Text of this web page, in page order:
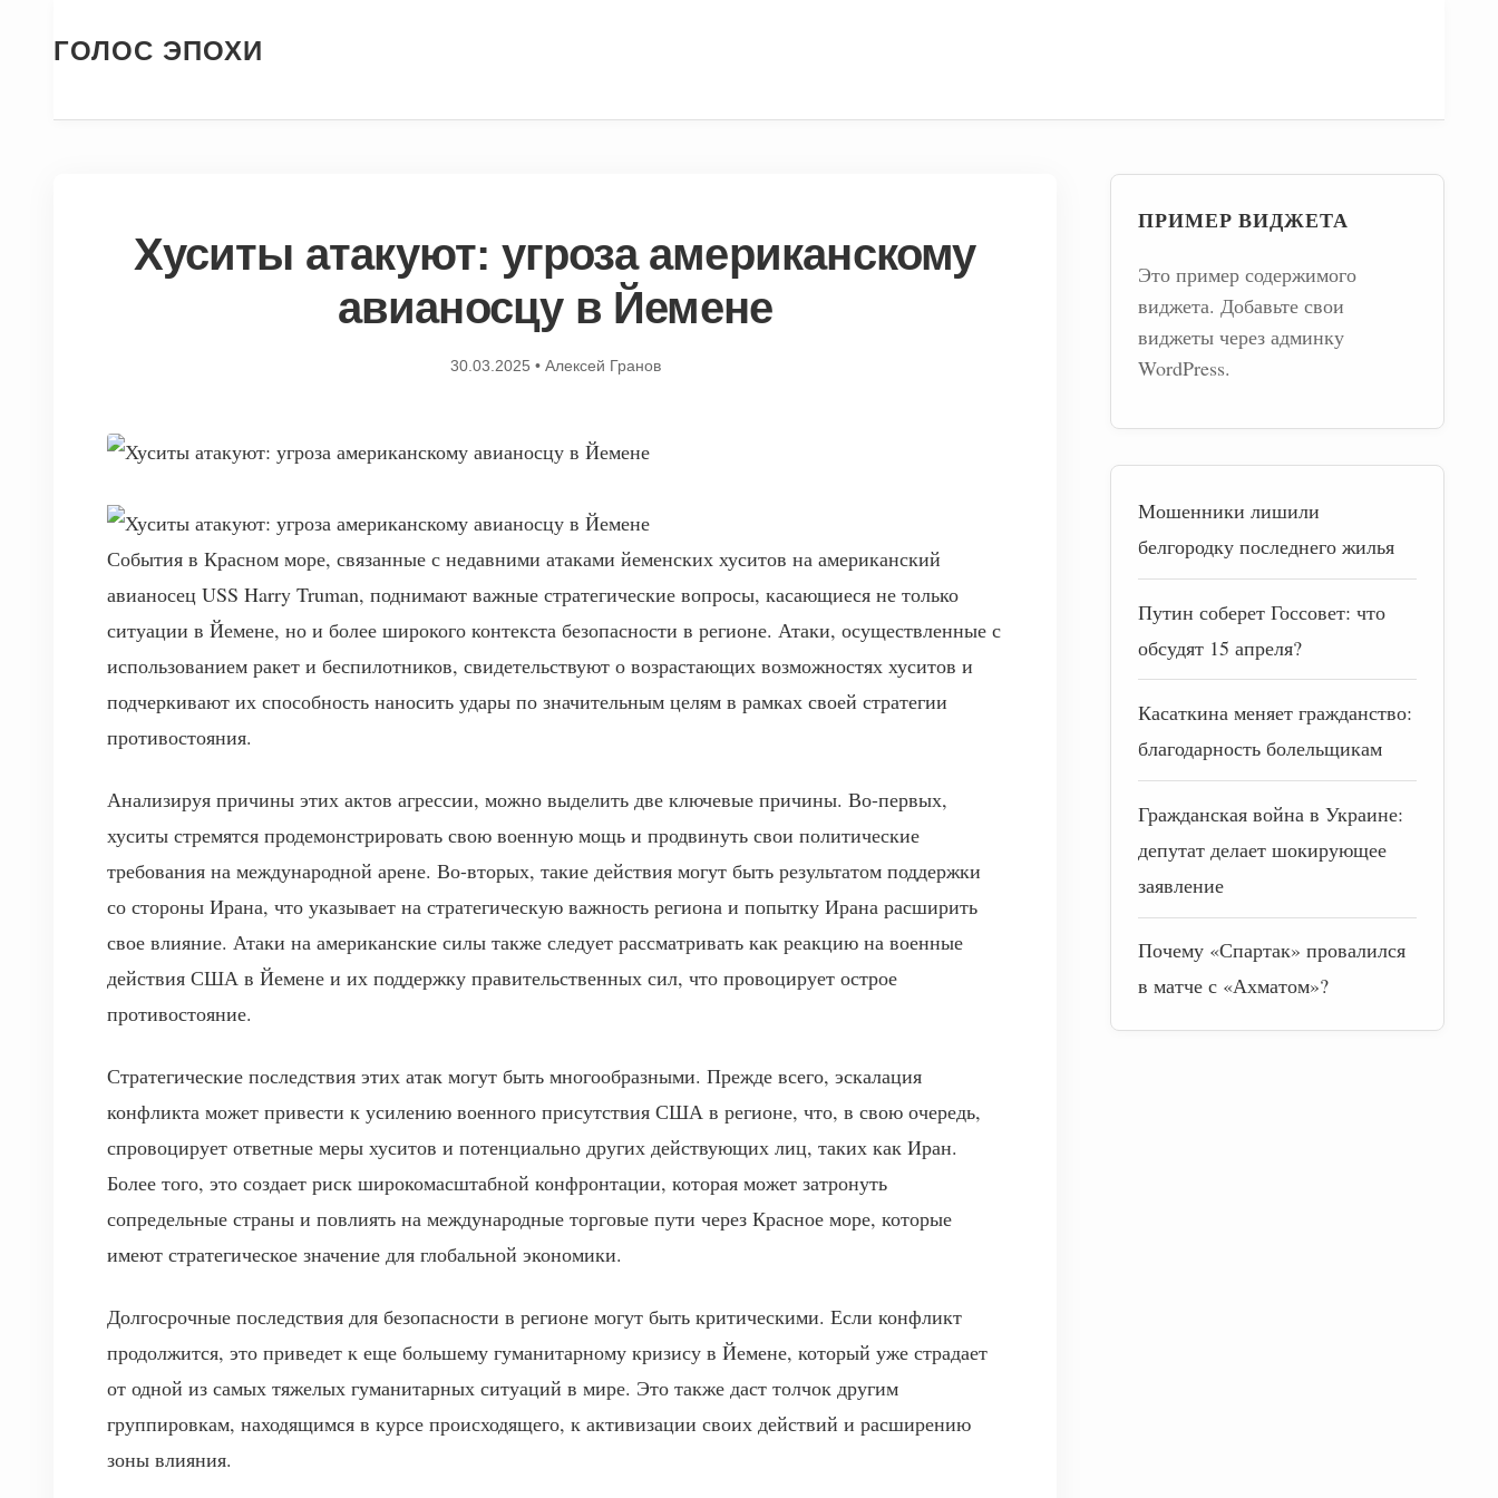
ГОЛОС ЭПОХИ
Хуситы атакуют: угроза американскому
авианосцу в Йемене
30.03.2025 • Алексей Гранов
События в Красном море, связанные с недавними атаками йеменских хуситов на американский
авианосец USS Harry Truman, поднимают важные стратегические вопросы, касающиеся не только
ситуации в Йемене, но и более широкого контекста безопасности в регионе. Атаки, осуществленные с
использованием ракет и беспилотников, свидетельствуют о возрастающих возможностях хуситов и
подчеркивают их способность наносить удары по значительным целям в рамках своей стратегии
противостояния.
Анализируя причины этих актов агрессии, можно выделить две ключевые причины. Во-первых,
хуситы стремятся продемонстрировать свою военную мощь и продвинуть свои политические
требования на международной арене. Во-вторых, такие действия могут быть результатом поддержки
со стороны Ирана, что указывает на стратегическую важность региона и попытку Ирана расширить
свое влияние. Атаки на американские силы также следует рассматривать как реакцию на военные
действия США в Йемене и их поддержку правительственных сил, что провоцирует острое
противостояние.
Стратегические последствия этих атак могут быть многообразными. Прежде всего, эскалация
конфликта может привести к усилению военного присутствия США в регионе, что, в свою очередь,
спровоцирует ответные меры хуситов и потенциально других действующих лиц, таких как Иран.
Более того, это создает риск широкомасштабной конфронтации, которая может затронуть
сопредельные страны и повлиять на международные торговые пути через Красное море, которые
имеют стратегическое значение для глобальной экономики.
Долгосрочные последствия для безопасности в регионе могут быть критическими. Если конфликт
продолжится, это приведет к еще большему гуманитарному кризису в Йемене, который уже страдает
от одной из самых тяжелых гуманитарных ситуаций в мире. Это также даст толчок другим
группировкам, находящимся в курсе происходящего, к активизации своих действий и расширению
зоны влияния.
ПРИМЕР ВИДЖЕТА
Это пример содержимого
виджета. Добавьте свои
виджеты через админку
WordPress.
Мошенники лишили
белгородку последнего жилья
Путин соберет Госсовет: что
обсудят 15 апреля?
Касаткина меняет гражданство:
благодарность болельщикам
Гражданская война в Украине:
депутат делает шокирующее
заявление
Почему «Спартак» провалился
в матче с «Ахматом»?